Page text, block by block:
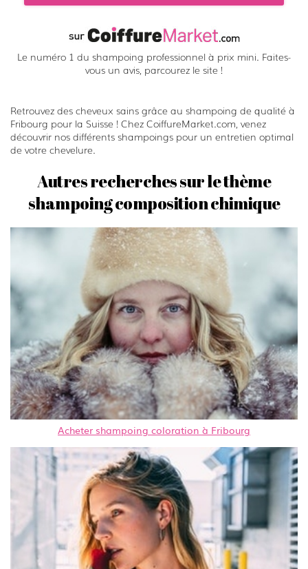
Le numéro 1 du shampoing professionnel à prix mini. Faites-
vous un avis, parcourez le site !
Retrouvez des cheveux sains grâce au shampoing de qualité à
Fribourg pour la Suisse ! Chez CoiffureMarket.com, venez
découvrir nos différents shampoings pour un entretien optimal
de votre chevelure.
Autres recherches sur le thème
shampoing composition chimique
Acheter shampoing coloration à Fribourg